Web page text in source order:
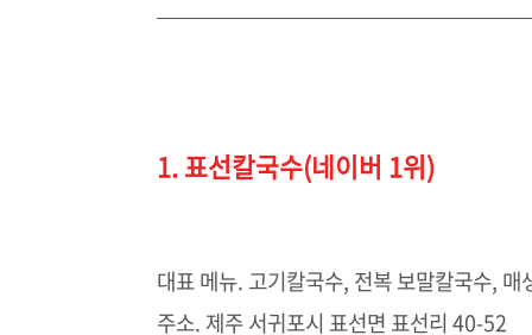
1. 표선칼국수(네이버 1위)
대표 메뉴. 고기칼국수, 전복 보말칼국수, 매
주소. 제주 서귀포시 표선면 표선리 40-52